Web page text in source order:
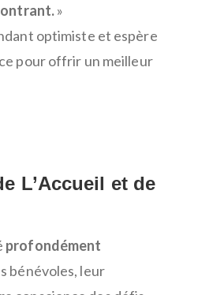
»
optimiste et espère
pour offrir un meilleur
L’Accueil et de
profondément
bénévoles, leur